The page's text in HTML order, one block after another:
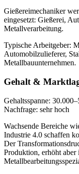
Gießereimechaniker
eingesetzt: Gießerei,
Metallverarbeitung.
Typische Arbeitgeber:
Automobilzulieferer,
Metallbauunternehmen.
Gehalt &
Gehaltsspanne:
Nachfrage: sehr hoch
Wachsende Bereiche
Industrie 4.0 schaffen
Der
Produktion, erhöht aber